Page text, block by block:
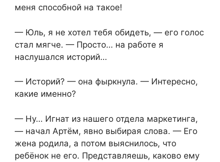
меня способной на такое!
— Юль, я не хотел тебя обидеть, — его голос
стал мягче. — Просто… на работе я
наслушался историй…
— Историй? — она фыркнула. — Интересно,
какие именно?
— Ну… Игнат из нашего отдела маркетинга,
— начал Артём, явно выбирая слова. — Его
жена родила, а потом выяснилось, что
ребёнок не его. Представляешь, каково ему